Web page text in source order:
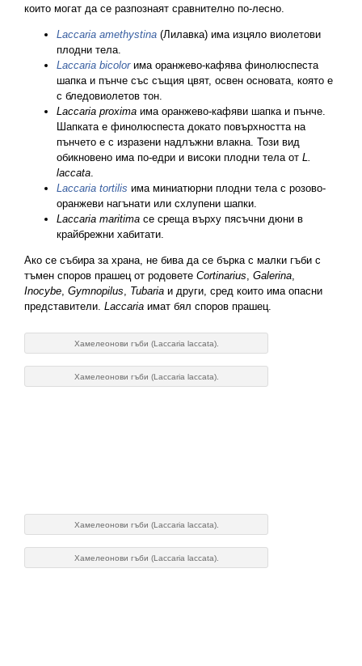
които могат да се разпознаят сравнително по-лесно.
Laccaria amethystina (Лилавка) има изцяло виолетови
плодни тела.
Laccaria bicolorима оранжево-кафява финолюспеста
шапка и пънче със същия цвят, освен основата, която е
с бледовиолетов тон.
Laccaria proxima има оранжево-кафяви шапка и пънче.
Шапката е финолюспеста докато повърхността на
пънчето е с изразени надлъжни влакна. Този вид
обикновено има по-едри и високи плодни тела от L.
laccata.
Laccaria tortilis има миниатюрни плодни тела с розово-
оранжеви нагънати или схлупени шапки.
Laccaria maritima се среща върху пясъчни дюни в
крайбрежни хабитати.
Ако се събира за храна, не бива да се бърка с малки гъби с
тъмен споров прашец от родовете Cortinarius, Galerina,
Inocybe, Gymnopilus, Tubaria и други, сред които има опасни
представители. Laccaria имат бял споров прашец.
Хамелеонови гъби (Laccaria laccata).
Хамелеонови гъби (Laccaria laccata).
Хамелеонови гъби (Laccaria laccata).
Хамелеонови гъби (Laccaria laccata).